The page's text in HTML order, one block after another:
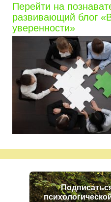
Перейти на
развивающий блог
уверенности»